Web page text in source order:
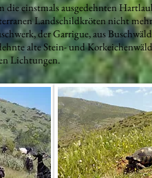
einstmals ausgedehnten
Landschildkröten nicht
der Garrigue, aus
alte Stein- und
Lichtungen.